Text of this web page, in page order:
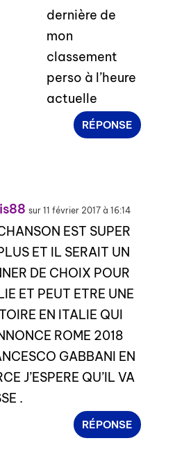
dernière de
mon
classement
perso à l’heure
actuelle
RÉPONSE
sur 11 février 2017 à 16:14
EST SUPER
ET IL SERAIT UN
DE CHOIX POUR
ET PEUT ETRE UNE
EN ITALIE QUI
ROME 2018
GABBANI EN
J’ESPERE QU’IL VA
.
RÉPONSE